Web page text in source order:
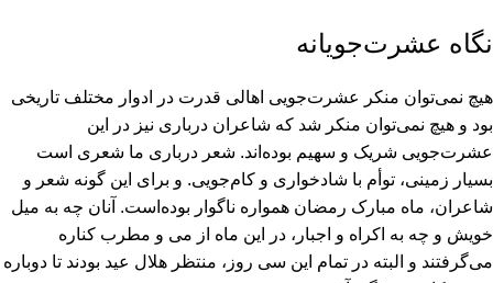
نگاه عشرت‏‌جویانه
هیچ نمى‏‌توان منکر عشرت‏‌جویى اهالى قدرت در ادوار مختلف تاریخى
بود و هیچ نمى‏‌توان منکر شد که شاعران دربارى نیز در این
عشرت‏‌جویى شریک و سهیم بوده‏‌اند. شعر دربارى ما شعرى است
بسیار زمینى، توأم با شادخوارى و کام‏‌جویى. و براى این گونه شعر و
شاعران، ماه مبارک رمضان همواره ناگوار بوده‏‌است. آنان چه به میل
خویش و چه به اکراه و اجبار، در این ماه از مى و مطرب کناره
مى‏‌گرفتند و البته در تمام این سى روز، منتظر هلال عید بودند تا دوباره